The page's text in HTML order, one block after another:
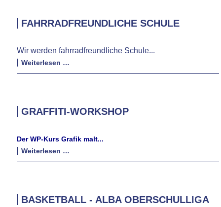
FAHRRADFREUNDLICHE SCHULE
Wir werden fahrradfreundliche Schule...
Weiterlesen …
Schule
GRAFFITI-WORKSHOP
Der WP-Kurs Grafik malt...
Weiterlesen …
Workshop
BASKETBALL - ALBA OBERSCHULLIGA